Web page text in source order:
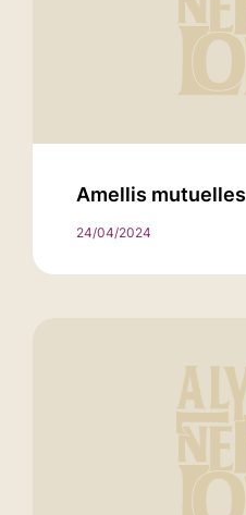
Amellis mutuelles
24/04/2024